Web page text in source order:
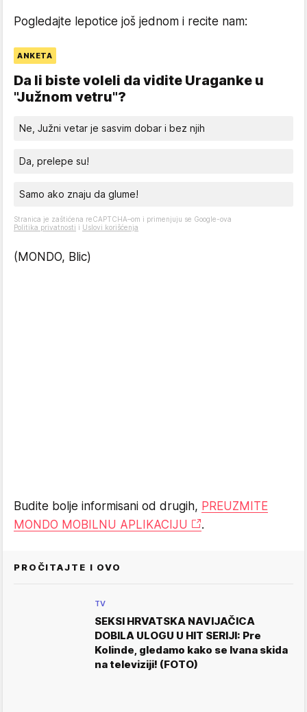
Pogledajte lepotice još jednom i recite nam:
ANKETA
Da li biste voleli da vidite Uraganke u
"Južnom vetru"?
Ne, Južni vetar je sasvim dobar i bez njih
Da, prelepe su!
Samo ako znaju da glume!
Stranica je zaštićena reCAPTCHA–om i primenjuju se Google-ova
Politika privatnosti i Uslovi korišćenja
(MONDO, Blic)
Budite bolje informisani od drugih, PREUZMITE
MONDO MOBILNU APLIKACIJU
.
PROČITAJTE I OVO
TV
SEKSI HRVATSKA NAVIJAČICA
DOBILA ULOGU U HIT SERIJI: Pre
Kolinde, gledamo kako se Ivana skida
na televiziji! (FOTO)